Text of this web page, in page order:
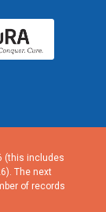
(this includes
The next
of records